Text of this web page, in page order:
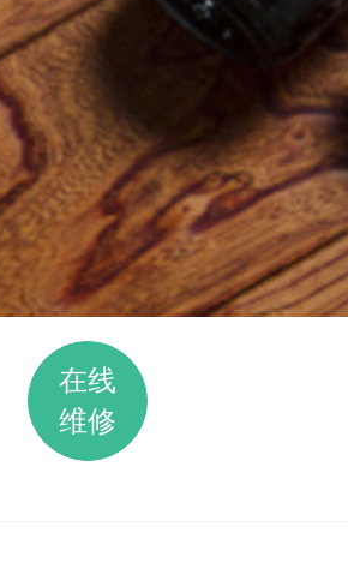
在线
维修